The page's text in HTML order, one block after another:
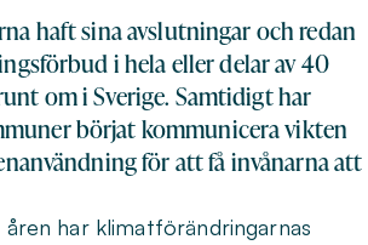
haft sina avslutningar och redan
i hela eller delar av 40
om i Sverige. Samtidigt har
börjat kommunicera vikten
för att få invånarna att
har klimatförändringarnas